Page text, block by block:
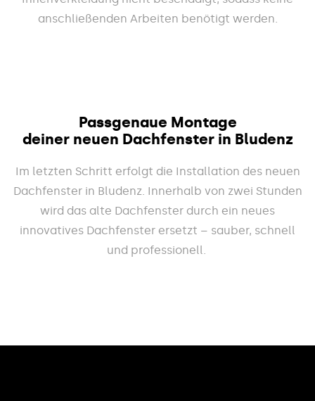
anschließenden Arbeiten benötigt werden.
Passgenaue Montage
deiner neuen Dachfenster in Bludenz
Im letzten Schritt erfolgt die Installation des neuen
Dachfenster in Bludenz. Innerhalb von zwei Stunden
wird das alte Dachfenster durch ein neues
innovatives Dachfenster ersetzt – sauber, schnell
und professionell.